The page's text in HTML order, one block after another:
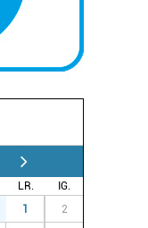
LR.
IG.
1 2